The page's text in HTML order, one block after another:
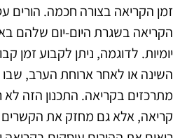
זמן הקריאה בצורה חכמה. הורים
הקריאה בשגרת היום-יום שלהם
יומיות. לדוגמה, ניתן לקבוע זמן
השינה או לאחר ארוחת הערב,
מתרכזים בקריאה. התכנון הזה לא
קריאה, אלא גם מחזק את